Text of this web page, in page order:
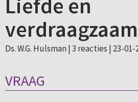
Liefde en
Ds. W.G. Hulsman | 3 reacties | 23-01-
VRAAG